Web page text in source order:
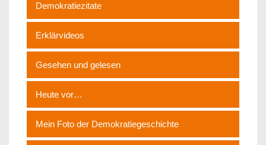
Demokratiezitate
Erklärvideos
Gesehen und gelesen
Heute vor…
Mein Foto der Demokratiegeschichte